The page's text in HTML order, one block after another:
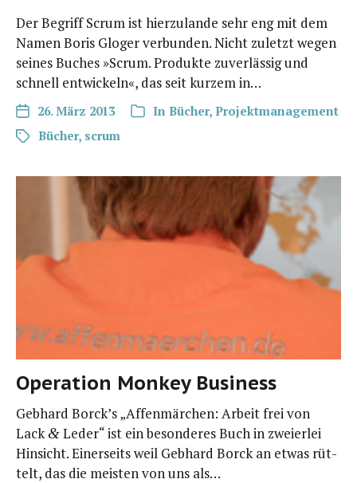
Der Begriff Scrum ist hier­zu­lan­de sehr eng mit dem
Namen Boris Glo­ger ver­bun­den. Nicht zuletzt wegen
sei­nes Buches »Scrum. Pro­duk­te zuver­läs­sig und
schnell ent­wi­ckeln«, das seit kur­zem in…
26. März 2013 In Bücher, Projektmanagement
Bücher, scrum
Operation Monkey Business
Geb­hard Borck’s „Affen­mär­chen: Arbeit frei von
Lack&Leder“ ist ein beson­de­res Buch in zwei­er­lei
Hin­sicht. Einer­seits weil Geb­hard Borck an etwas rüt­
telt, das die meis­ten von uns als…